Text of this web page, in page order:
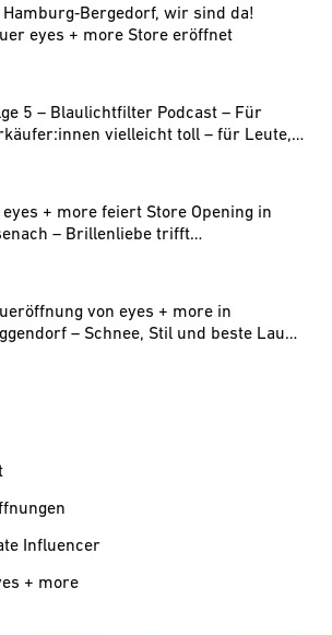
Hamburg‑Bergedorf, wir sind da!
eyes + more Store eröffnet
5 – Blaulichtfilter Podcast – Für
vielleicht toll – für Leute,
eyes + more feiert Store Opening in
– Brillenliebe trifft
von eyes + more in
– Schnee, Stil und beste Laune
Influencer
+ more